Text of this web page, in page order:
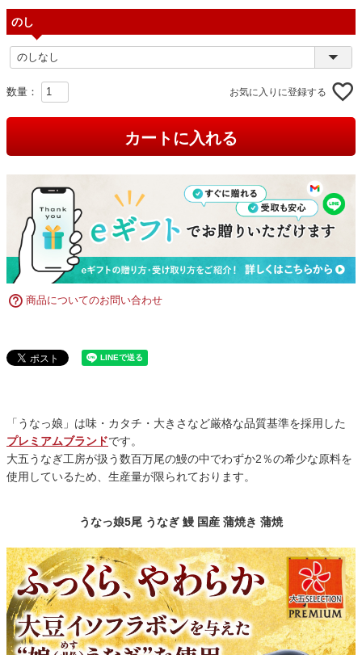
のし
お気に入りに登録する
カートに入れる
商品についてのお問い合わせ
「うなっ娘」は味・カタチ・大きさなど厳格な品質基準を採用した
プレミアムブランドです。
大五うなぎ工房が扱う数百万尾の鰻の中でわずか2％の希少な原料を
使用しているため、生産量が限られております。
うなっ娘5尾 うなぎ 鰻 国産 蒲焼き 蒲焼